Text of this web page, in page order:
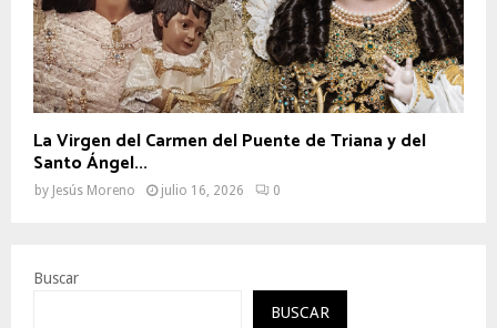
La Virgen del Carmen del Puente de Triana y del
Santo Ángel...
by Jesús Moreno julio 16, 2026 0
Buscar
BUSCAR